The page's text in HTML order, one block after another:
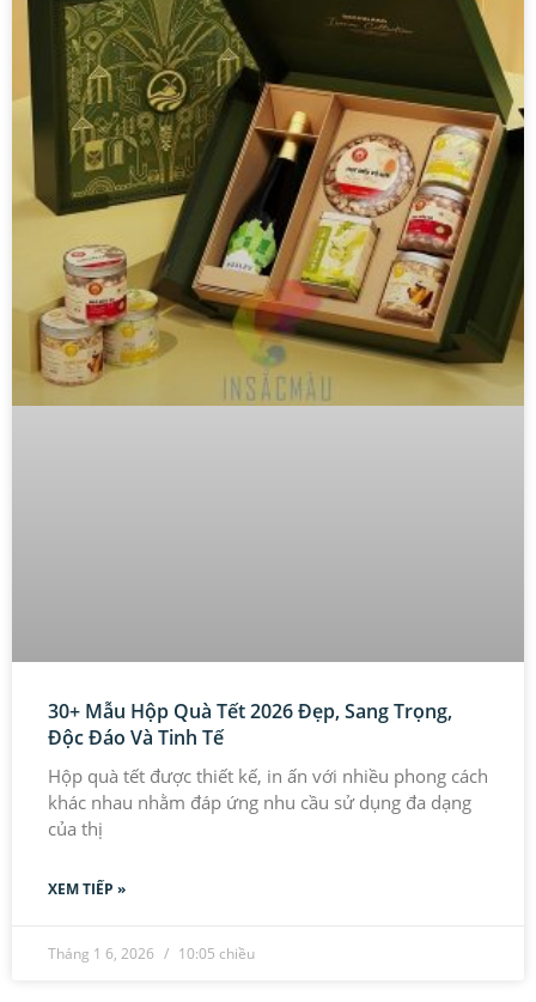
30+ Mẫu Hộp Quà Tết 2026 Đẹp, Sang Trọng,
Độc Đáo Và Tinh Tế
Hộp quà tết được thiết kế, in ấn với nhiều phong cách
khác nhau nhằm đáp ứng nhu cầu sử dụng đa dạng
của thị
XEM TIẾP »
Tháng 1 6, 2026 10:05 chiều